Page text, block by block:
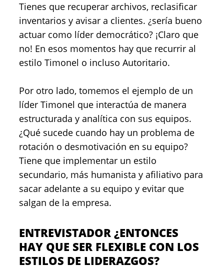
Tienes que recuperar archivos, reclasificar
inventarios y avisar a clientes. ¿sería bueno
actuar como líder democrático? ¡Claro que
no! En esos momentos hay que recurrir al
estilo Timonel o incluso Autoritario.
Por otro lado, tomemos el ejemplo de un
líder Timonel que interactúa de manera
estructurada y analítica con sus equipos.
¿Qué sucede cuando hay un problema de
rotación o desmotivación en su equipo?
Tiene que implementar un estilo
secundario, más humanista y afiliativo para
sacar adelante a su equipo y evitar que
salgan de la empresa.
ENTREVISTADOR ¿ENTONCES
HAY QUE SER FLEXIBLE CON LOS
ESTILOS DE LIDERAZGOS?